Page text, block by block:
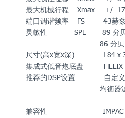
最大机械行程 Xmax +/- 17
端口调谐频率 FS 43赫
灵敏性 SPL 89 分贝
86 分贝 @ 1
尺寸(高x宽x深) 184 x 310
集成式低音炮底盘 HELIX
推荐的DSP设置 自定义高
均衡器滤波器：
兼容性 IMPACT 低音炮